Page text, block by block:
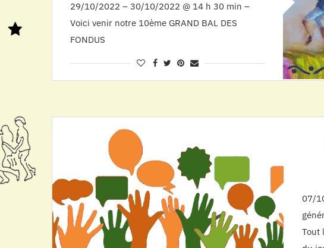
29/10/2022 – 30/10/2022 @ 14 h 30 min –
Voici venir notre 10ème GRAND BAL DES
FONDUS
07/
Tout